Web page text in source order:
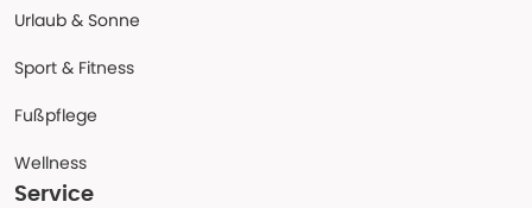
Urlaub & Sonne
Sport & Fitness
Fußpflege
Wellness
Service